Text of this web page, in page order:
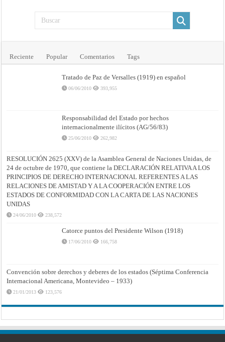
Reciente Popular Comentarios Tags
Tratado de Paz de Versalles (1919) en español
06/06/2010 393,955
Responsabilidad del Estado por hechos
internacionalmente ilícitos (AG/56/83)
25/06/2010 262,982
RESOLUCIÓN 2625 (XXV) de la Asamblea General de Naciones Unidas, de
24 de octubre de 1970, que contiene la DECLARACIÓN RELATIVA A LOS
PRINCIPIOS DE DERECHO INTERNACIONAL REFERENTES A LAS
RELACIONES DE AMISTAD Y A LA COOPERACIÓN ENTRE LOS
ESTADOS DE CONFORMIDAD CON LA CARTA DE LAS NACIONES
UNIDAS
24/06/2010 238,572
Catorce puntos del Presidente Wilson (1918)
17/06/2010 166,758
Convención sobre derechos y deberes de los estados (Séptima Conferencia
Internacional Americana, Montevideo – 1933)
21/01/2013 123,576